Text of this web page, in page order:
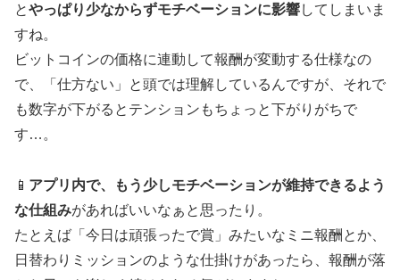
とやっぱり少なからずモチベーションに影響してしまいま
すね。
ビットコインの価格に連動して報酬が変動する仕様なの
で、「仕方ない」と頭では理解しているんですが、それで
も数字が下がるとテンションもちょっと下がりがちで
す…。
📱 アプリ内で、もう少しモチベーションが維持できるよう
な仕組みがあればいいなぁと思ったり。
たとえば「今日は頑張ったで賞」みたいなミニ報酬とか、
日替わりミッションのような仕掛けがあったら、報酬が落